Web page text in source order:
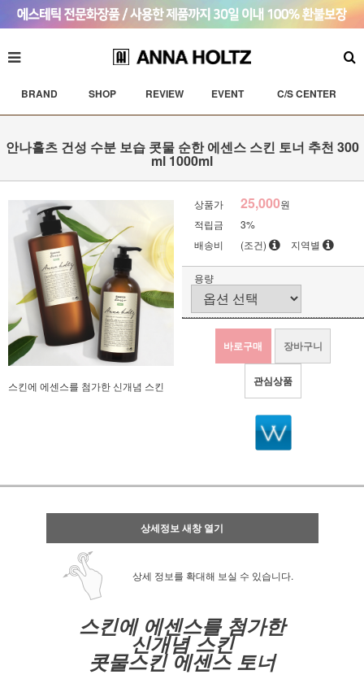
BRAND SHOP REVIEW EVENT C/S CENTER
안나홀츠 건성 수분 보습 콧물 순한 에센스 스킨 토너 추천 300
ml 1000ml
스킨에 에센스를 첨가한 신개념 스킨
상품가 25,000원
적립금
3%
배송비
(조건) 지역별
용량
바로구매 장바구니
관심상품
상세정보 새창 열기
상세 정보를 확대해 보실 수 있습니다.
스킨에 에센스를 첨가한
신개념 스킨
콧물스킨 에센스 토너